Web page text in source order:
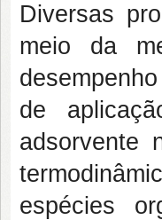
Diversas
meio da
de
adsorvente
espécies